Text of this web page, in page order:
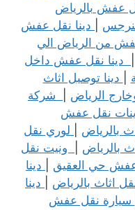
عفش بالرياض
دينا نقل عفش
من الرياض الي
دينا نقل عفش داخل
دينا توصيل اثاث
الرياض
شركة
نقل عفش
بالرياض
لوري نقل
بالرياض
ونيت نقل
عفش حي العقيق
دينا
اثاث بالرياض
دينا
سيارة نقل عفش